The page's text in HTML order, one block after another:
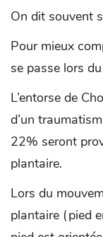
On dit souvent
Pour mieux
se passe lors
L’entorse de
d’un
22% seront
plantaire.
Lors du
plantaire (pied